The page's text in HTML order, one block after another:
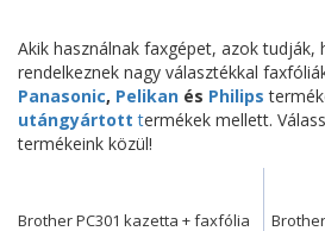
Akik használnak faxgépet, azok tudják,
rendelkeznek nagy választékkal
Panasonic, Pelikan és Philips
utángyártott termékek mellett.
termékeink közül!
Brother PC301 kazetta + faxfólia